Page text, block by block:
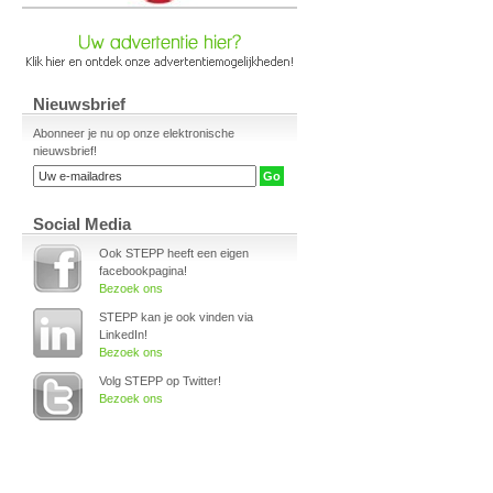
Nieuwsbrief
Abonneer je nu op onze elektronische
nieuwsbrief!
Social Media
Ook STEPP heeft een eigen
facebookpagina!
Bezoek ons
STEPP kan je ook vinden via
LinkedIn!
Bezoek ons
Volg STEPP op Twitter!
Bezoek ons